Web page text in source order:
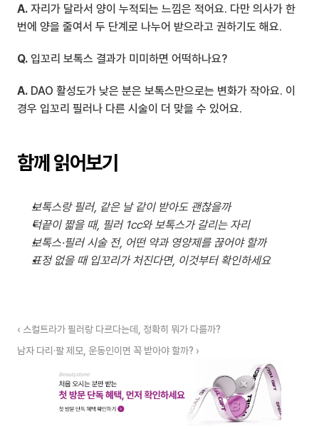
A. 자리가 달라서 양이 누적되는 느낌은 적어요. 다만 의사가 한
번에 양을 줄여서 두 단계로 나누어 받으라고 권하기도 해요.
Q. 입꼬리 보톡스 결과가 미미하면 어떡하나요?
A. DAO 활성도가 낮은 분은 보톡스만으로는 변화가 작아요. 이
경우 입꼬리 필러나 다른 시술이 더 맞을 수 있어요.
함께 읽어보기
보톡스랑 필러, 같은 날 같이 받아도 괜찮을까
턱끝이 짧을 때, 필러 1cc와 보톡스가 갈리는 자리
보톡스·필러 시술 전, 어떤 약과 영양제를 끊어야 할까
표정 없을 때 입꼬리가 처진다면, 이것부터 확인하세요
‹ 스컬트라가 필러랑 다르다는데, 정확히 뭐가 다를까?
남자 다리·팔 제모, 운동인이면 꼭 받아야 할까? ›